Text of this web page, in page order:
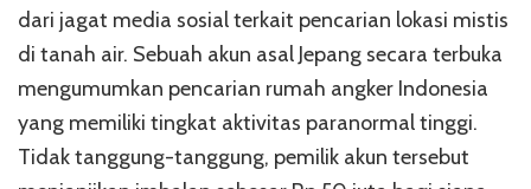
dari jagat media sosial terkait pencarian lokasi mistis
di tanah air. Sebuah akun asal Jepang secara terbuka
mengumumkan pencarian rumah angker Indonesia
yang memiliki tingkat aktivitas paranormal tinggi.
Tidak tanggung-tanggung, pemilik akun tersebut